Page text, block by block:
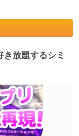
放題するシミ